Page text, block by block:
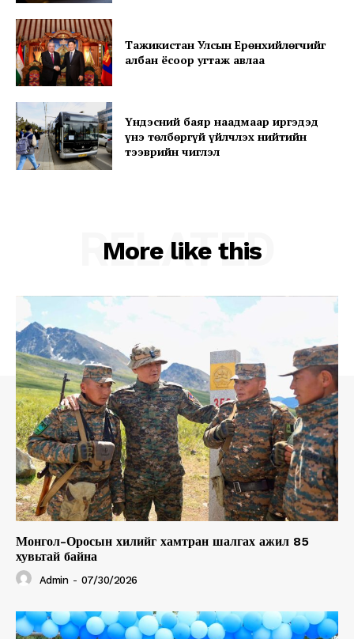
Company
About
Тажикистан Улсын Ерөнхийлөгчийг
албан ёсоор угтаж авлаа
Үндэсний баяр наадмаар иргэдэд
үнэ төлбөргүй үйлчлэх нийтийн
тээврийн чиглэл
More like this
RELATED
Монгол-Оросын хилийг хамтран шалгах ажил 85
хувьтай байна
Admin - 07/30/2026